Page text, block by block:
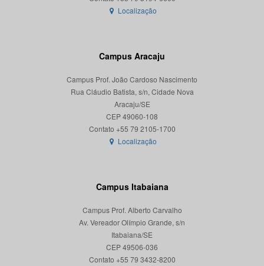
Localização
Campus Aracaju
Campus Prof. João Cardoso Nascimento
Rua Cláudio Batista, s/n, Cidade Nova
Aracaju/SE
CEP 49060-108
Localização
Campus Itabaiana
Campus Prof. Alberto Carvalho
Av. Vereador Olímpio Grande, s/n
Itabaiana/SE
CEP 49506-036